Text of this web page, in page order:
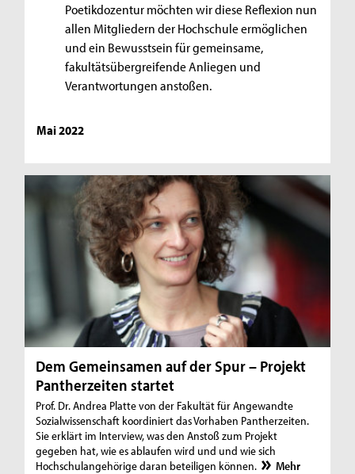
Poetikdozentur möchten wir diese Reflexion nun
allen Mitgliedern der Hochschule ermöglichen
und ein Bewusstsein für gemeinsame,
fakultätsübergreifende Anliegen und
Verantwortungen anstoßen.
Mai 2022
Dem Gemeinsamen auf der Spur – Projekt
Pantherzeiten startet
Prof. Dr. Andrea Platte von der Fakultät für Angewandte
Sozialwissenschaft koordiniert das Vorhaben Pantherzeiten.
Sie erklärt im Interview, was den Anstoß zum Projekt
gegeben hat, wie es ablaufen wird und und wie sich
Hochschulangehörige daran beteiligen können.
Mehr